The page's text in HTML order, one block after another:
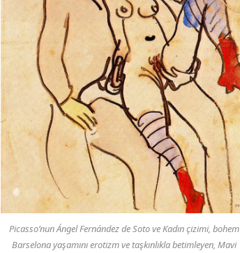
Picasso’nunÁngel Fernández de Soto ve Kadınçizimi, bohem
Barselona yaşamını erotizm ve taşkınlıkla betimleyen, Mavi